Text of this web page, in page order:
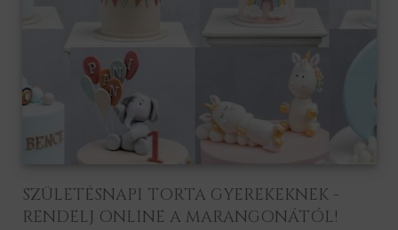
SZÜLETÉSNAPI TORTA GYEREKEKNEK -
RENDELJ ONLINE A MARANGONÁTÓL!